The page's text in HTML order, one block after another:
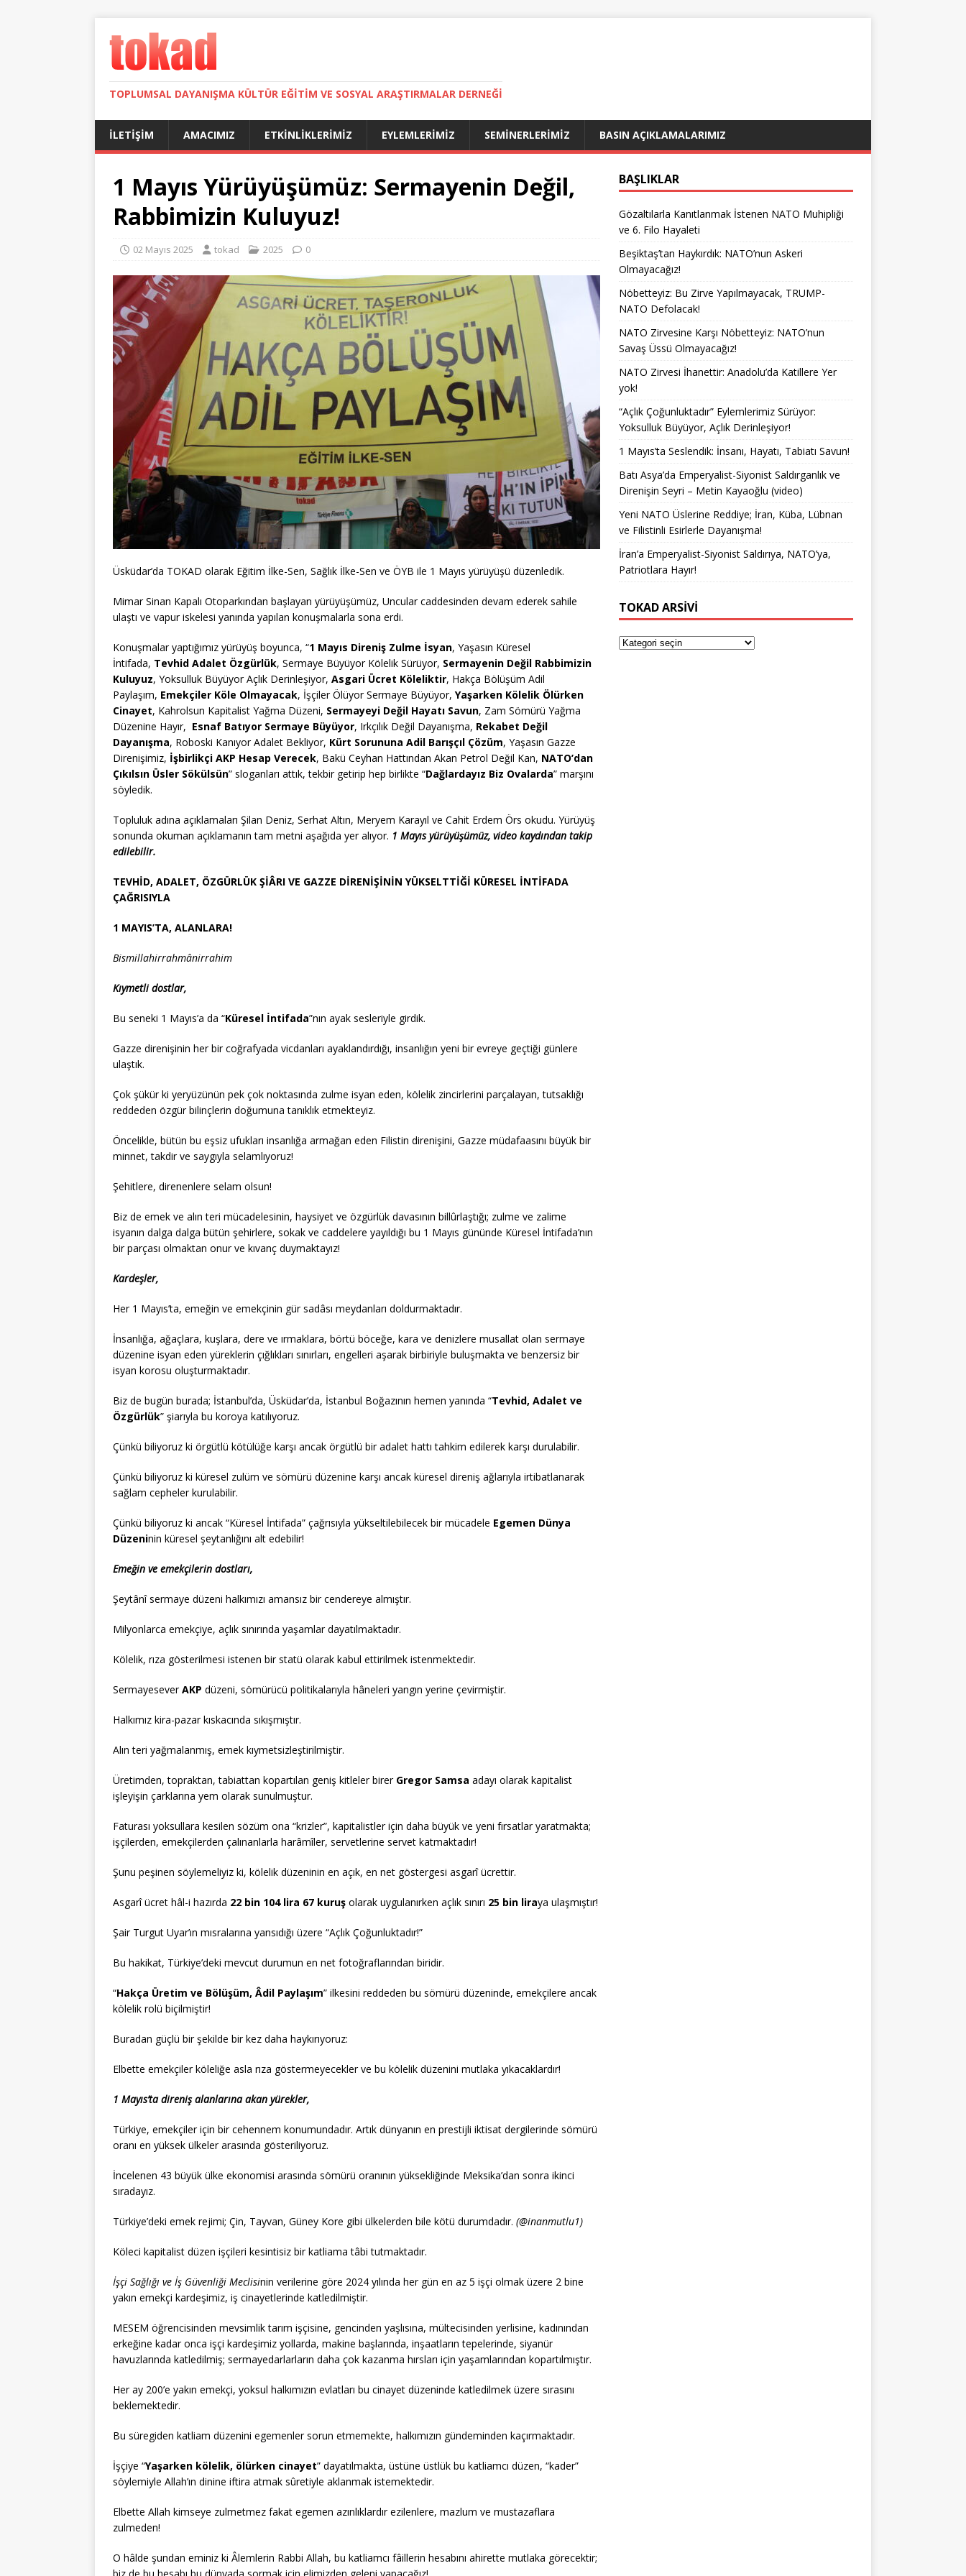
TOPLUMSAL DAYANIŞMA KÜLTÜR EĞITIM VE SOSYAL ARAŞTIRMALAR DERNEĞI
İLETIŞIM AMACIMIZ ETKINLIKLERIMIZ EYLEMLERIMIZ SEMINERLERIMIZ BASIN AÇIKLAMALARIMIZ
1 Mayıs Yürüyüşümüz: Sermayenin Değil,
Rabbimizin Kuluyuz!
02 Mayıs 2025 tokad 2025 0
Üsküdar’da TOKAD olarak Eğitim İlke-Sen, Sağlık İlke-Sen ve ÖYB ile 1 Mayıs yürüyüşü düzenledik.
Mimar Sinan Kapalı Otoparkından başlayan yürüyüşümüz, Uncular caddesinden devam ederek sahile
ulaştı ve vapur iskelesi yanında yapılan konuşmalarla sona erdi.
Konuşmalar yaptığımız yürüyüş boyunca, “1 Mayıs Direniş Zulme İsyan, Yaşasın Küresel
İntifada, Tevhid Adalet Özgürlük, Sermaye Büyüyor Kölelik Sürüyor, Sermayenin Değil Rabbimizin
Kuluyuz, Yoksulluk Büyüyor Açlık Derinleşiyor, Asgari Ücret Köleliktir, Hakça Bölüşüm Adil
Paylaşım, Emekçiler Köle Olmayacak, İşçiler Ölüyor Sermaye Büyüyor, Yaşarken Kölelik Ölürken
Cinayet, Kahrolsun Kapitalist Yağma Düzeni, Sermayeyi Değil Hayatı Savun, Zam Sömürü Yağma
Düzenine Hayır, Esnaf Batıyor Sermaye Büyüyor, Irkçılık Değil Dayanışma, Rekabet Değil
Dayanışma, Roboski Kanıyor Adalet Bekliyor, Kürt Sorununa Adil Barışçıl Çözüm, Yaşasın Gazze
Direnişimiz, İşbirlikçi AKP Hesap Verecek, Bakü Ceyhan Hattından Akan Petrol Değil Kan, NATO’dan
Çıkılsın Üsler Sökülsün” sloganları attık, tekbir getirip hep birlikte “Dağlardayız Biz Ovalarda” marşını
söyledik.
Topluluk adına açıklamaları Şilan Deniz, Serhat Altın, Meryem Karayıl ve Cahit Erdem Örs okudu. Yürüyüş
sonunda okuman açıklamanın tam metni aşağıda yer alıyor. 1 Mayıs yürüyüşümüz, video kaydından takip
edilebilir.
TEVHİD, ADALET, ÖZGÜRLÜK ŞİÂRI VE GAZZE DİRENİŞİNİN YÜKSELTTİĞİ KÜRESEL İNTİFADA
ÇAĞRISIYLA
1 MAYIS’TA, ALANLARA!
Bismillahirrahmânirrahim
Kıymetli dostlar,
Bu seneki 1 Mayıs’a da “Küresel İntifada”nın ayak sesleriyle girdik.
Gazze direnişinin her bir coğrafyada vicdanları ayaklandırdığı, insanlığın yeni bir evreye geçtiği günlere
ulaştık.
Çok şükür ki yeryüzünün pek çok noktasında zulme isyan eden, kölelik zincirlerini parçalayan, tutsaklığı
reddeden özgür bilinçlerin doğumuna tanıklık etmekteyiz.
Öncelikle, bütün bu eşsiz ufukları insanlığa armağan eden Filistin direnişini, Gazze müdafaasını büyük bir
minnet, takdir ve saygıyla selamlıyoruz!
Şehitlere, direnenlere selam olsun!
Biz de emek ve alın teri mücadelesinin, haysiyet ve özgürlük davasının billûrlaştığı; zulme ve zalime
isyanın dalga dalga bütün şehirlere, sokak ve caddelere yayıldığı bu 1 Mayıs gününde Küresel İntifada’nın
bir parçası olmaktan onur ve kıvanç duymaktayız!
Kardeşler,
Her 1 Mayıs’ta, emeğin ve emekçinin gür sadâsı meydanları doldurmaktadır.
İnsanlığa, ağaçlara, kuşlara, dere ve ırmaklara, börtü böceğe, kara ve denizlere musallat olan sermaye
düzenine isyan eden yüreklerin çığlıkları sınırları, engelleri aşarak birbiriyle buluşmakta ve benzersiz bir
isyan korosu oluşturmaktadır.
Biz de bugün burada; İstanbul’da, Üsküdar’da, İstanbul Boğazının hemen yanında “Tevhid, Adalet ve
Özgürlük” şiarıyla bu koroya katılıyoruz.
Çünkü biliyoruz ki örgütlü kötülüğe karşı ancak örgütlü bir adalet hattı tahkim edilerek karşı durulabilir.
Çünkü biliyoruz ki küresel zulüm ve sömürü düzenine karşı ancak küresel direniş ağlarıyla irtibatlanarak
sağlam cepheler kurulabilir.
Çünkü biliyoruz ki ancak “Küresel İntifada” çağrısıyla yükseltilebilecek bir mücadele Egemen Dünya
Düzeninin küresel şeytanlığını alt edebilir!
Emeğin ve emekçilerin dostları,
Şeytânî sermaye düzeni halkımızı amansız bir cendereye almıştır.
Milyonlarca emekçiye, açlık sınırında yaşamlar dayatılmaktadır.
Kölelik, rıza gösterilmesi istenen bir statü olarak kabul ettirilmek istenmektedir.
SermayeseverAKP düzeni, sömürücü politikalarıyla hâneleri yangın yerine çevirmiştir.
Halkımız kira-pazar kıskacında sıkışmıştır.
Alın teri yağmalanmış, emek kıymetsizleştirilmiştir.
Üretimden, topraktan, tabiattan kopartılan geniş kitleler birer Gregor Samsa adayı olarak kapitalist
işleyişin çarklarına yem olarak sunulmuştur.
Faturası yoksullara kesilen sözüm ona “krizler”, kapitalistler için daha büyük ve yeni fırsatlar yaratmakta;
işçilerden, emekçilerden çalınanlarla harâmîler, servetlerine servet katmaktadır!
Şunu peşinen söylemeliyiz ki, kölelik düzeninin en açık, en net göstergesi asgarî ücrettir.
Asgarî ücret hâl-i hazırda 22 bin 104 lira 67 kuruş olarak uygulanırken açlık sınırı 25 bin liraya ulaşmıştır!
Şair Turgut Uyar’ın mısralarına yansıdığı üzere “Açlık Çoğunluktadır!”
Bu hakikat, Türkiye’deki mevcut durumun en net fotoğraflarından biridir.
“Hakça Üretim ve Bölüşüm, Âdil Paylaşım” ilkesini reddeden bu sömürü düzeninde, emekçilere ancak
kölelik rolü biçilmiştir!
Buradan güçlü bir şekilde bir kez daha haykırıyoruz:
Elbette emekçiler köleliğe asla rıza göstermeyecekler ve bu kölelik düzenini mutlaka yıkacaklardır!
1 Mayıs’ta direniş alanlarına akan yürekler,
Türkiye, emekçiler için bir cehennem konumundadır. Artık dünyanın en prestijli iktisat dergilerinde sömürü
oranı en yüksek ülkeler arasında gösteriliyoruz.
İncelenen 43 büyük ülke ekonomisi arasında sömürü oranının yüksekliğinde Meksika’dan sonra ikinci
sıradayız.
Türkiye’deki emek rejimi; Çin, Tayvan, Güney Kore gibi ülkelerden bile kötü durumdadır. (@inanmutlu1)
Köleci kapitalist düzen işçileri kesintisiz bir katliama tâbi tutmaktadır.
İşçi Sağlığı ve İş Güvenliği Meclisinin verilerine göre 2024 yılında her gün en az 5 işçi olmak üzere 2 bine
yakın emekçi kardeşimiz, iş cinayetlerinde katledilmiştir.
MESEM öğrencisinden mevsimlik tarım işçisine, gencinden yaşlısına, mültecisinden yerlisine, kadınından
erkeğine kadar onca işçi kardeşimiz yollarda, makine başlarında, inşaatların tepelerinde, siyanür
havuzlarında katledilmiş; sermayedarlarların daha çok kazanma hırsları için yaşamlarından kopartılmıştır.
Her ay 200’e yakın emekçi, yoksul halkımızın evlatları bu cinayet düzeninde katledilmek üzere sırasını
beklemektedir.
Bu süregiden katliam düzenini egemenler sorun etmemekte, halkımızın gündeminden kaçırmaktadır.
İşçiye “Yaşarken kölelik, ölürken cinayet” dayatılmakta, üstüne üstlük bu katliamcı düzen, “kader”
söylemiyle Allah’ın dinine iftira atmak sûretiyle aklanmak istemektedir.
Elbette Allah kimseye zulmetmez fakat egemen azınlıklardır ezilenlere, mazlum ve mustazaflara
zulmeden!
O hâlde şundan eminiz ki Âlemlerin Rabbi Allah, bu katliamcı fâillerin hesabını ahirette mutlaka görecektir;
BAŞLIKLAR
Gözaltılarla Kanıtlanmak İstenen NATO Muhipliği
ve 6. Filo Hayaleti
Beşiktaş’tan Haykırdık: NATO’nun Askeri
Olmayacağız!
Nöbetteyiz: Bu Zirve Yapılmayacak, TRUMP-
NATO Defolacak!
NATO Zirvesine Karşı Nöbetteyiz: NATO’nun
Savaş Üssü Olmayacağız!
NATO Zirvesi İhanettir: Anadolu’da Katillere Yer
yok!
“Açlık Çoğunluktadır” Eylemlerimiz Sürüyor:
Yoksulluk Büyüyor, Açlık Derinleşiyor!
1 Mayıs’ta Seslendik: İnsanı, Hayatı, Tabiatı Savun!
Batı Asya’da Emperyalist-Siyonist Saldırganlık ve
Direnişin Seyri – Metin Kayaoğlu (video)
Yeni NATO Üslerine Reddiye; İran, Küba, Lübnan
ve Filistinli Esirlerle Dayanışma!
İran’a Emperyalist-Siyonist Saldırıya, NATO’ya,
Patriotlara Hayır!
TOKAD ARSIVI